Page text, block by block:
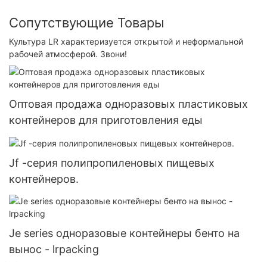
Сопутствующие Товары
Культура LR характеризуется открытой и неформальной
рабочей атмосферой. Звони!
Оптовая продажа одноразовых пластиковых
контейнеров для приготовления еды
Jf -серия полипропиленовых пищевых
контейнеров.
Je series одноразовые контейнеры бенто на
вынос - lrpacking